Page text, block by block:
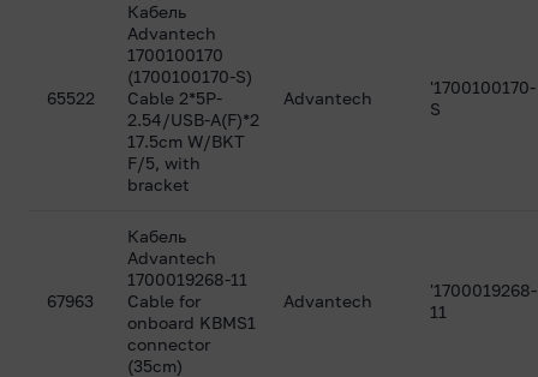
65522
Кабель
Advantech
1700100170
(1700100170-S)
Cable 2*5P-
2.54/USB-A(F)*2
17.5cm W/BKT
F/5, with
bracket
Advantech
'1700100170-
S
67963
Кабель
Advantech
1700019268-11
Cable for
onboard KBMS1
connector
(35cm)
Advantech
'1700019268-
11